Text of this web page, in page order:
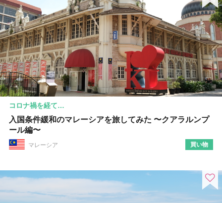
コロナ禍を経て…
入国条件緩和のマレーシアを旅してみた 〜クアラルンプ
ール編〜
マレーシア 買い物